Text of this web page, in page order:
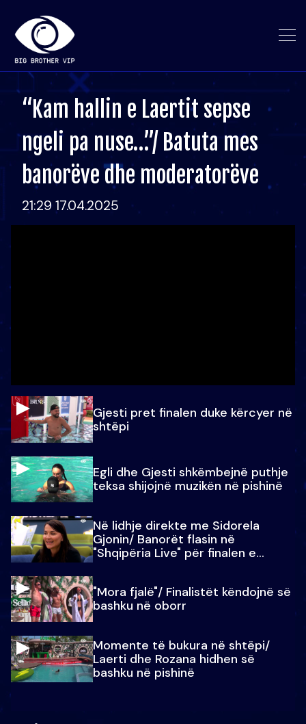
“Kam hallin e Laertit sepse
ngeli pa nuse…”/ Batuta mes
banorëve dhe moderatorëve
21:29 17.04.2025
Gjesti pret finalen duke kërcyer në
shtëpi
Egli dhe Gjesti shkëmbejnë puthje
teksa shijojnë muzikën në pishinë
Në lidhje direkte me Sidorela
Gjonin/ Banorët flasin në
"Shqipëria Live" për finalen e
"Mora fjalë"/ Finalistët këndojnë së
bashku në oborr
Momente të bukura në shtëpi/
Laerti dhe Rozana hidhen së
bashku në pishinë